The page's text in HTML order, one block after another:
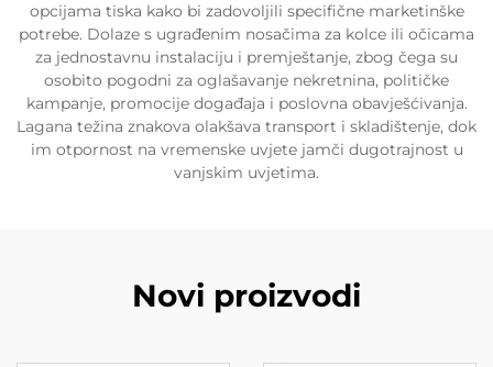
opcijama tiska kako bi zadovoljili specifične marketinške
potrebe. Dolaze s ugrađenim nosačima za kolce ili očicama
za jednostavnu instalaciju i premještanje, zbog čega su
osobito pogodni za oglašavanje nekretnina, političke
kampanje, promocije događaja i poslovna obavješćivanja.
Lagana težina znakova olakšava transport i skladištenje, dok
im otpornost na vremenske uvjete jamči dugotrajnost u
vanjskim uvjetima.
Novi proizvodi